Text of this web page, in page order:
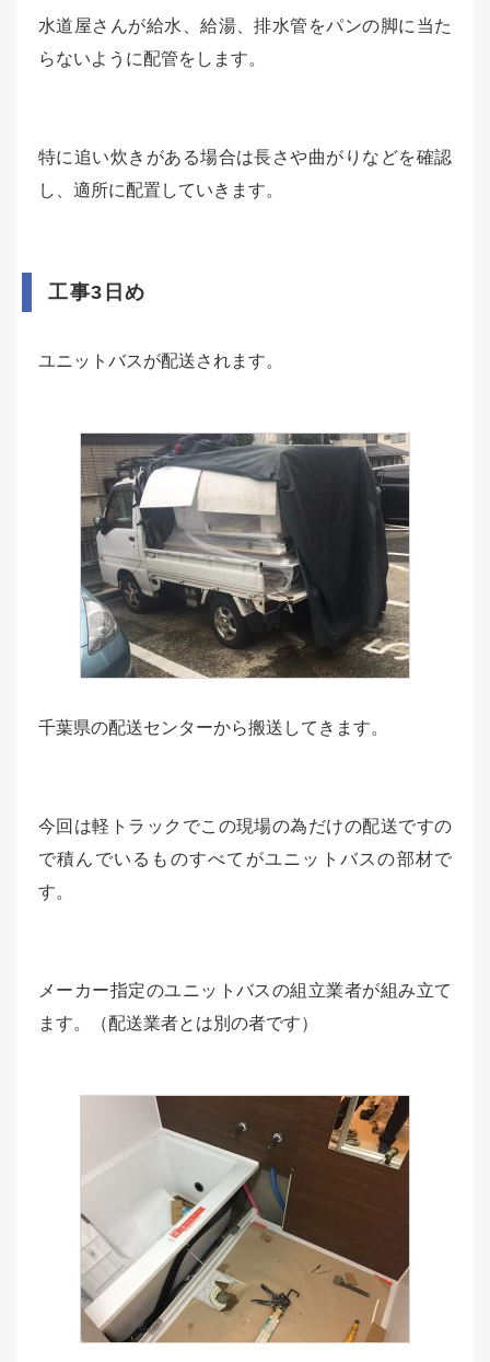
水道屋さんが給水、給湯、排水管をパンの脚に当た
らないように配管をします。
特に追い炊きがある場合は長さや曲がりなどを確認
し、適所に配置していきます。
工事3日め
ユニットバスが配送されます。
千葉県の配送センターから搬送してきます。
今回は軽トラックでこの現場の為だけの配送ですの
で積んでいるものすべてがユニットバスの部材で
す。
メーカー指定のユニットバスの組立業者が組み立て
ます。（配送業者とは別の者です）